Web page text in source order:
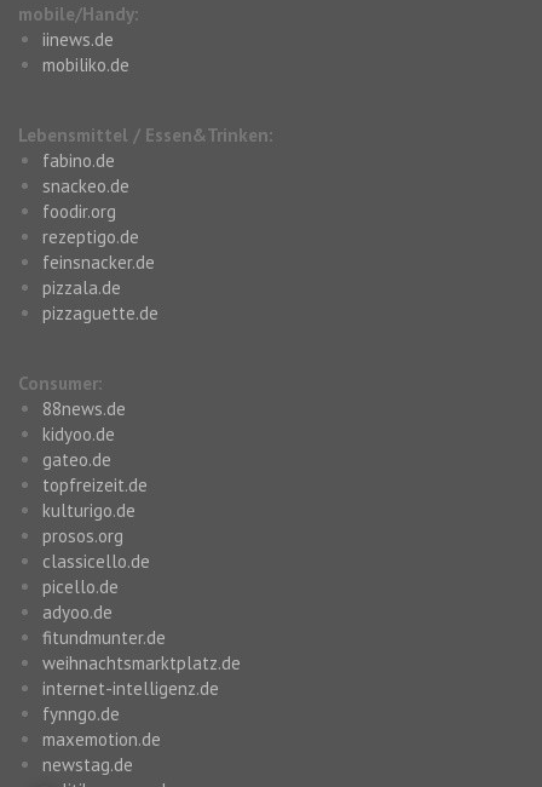
mobile/Handy:
iinews.de
mobiliko.de
Lebensmittel / Essen&Trinken:
fabino.de
snackeo.de
foodir.org
rezeptigo.de
feinsnacker.de
pizzala.de
pizzaguette.de
Consumer:
88news.de
kidyoo.de
gateo.de
topfreizeit.de
kulturigo.de
prosos.org
classicello.de
picello.de
adyoo.de
fitundmunter.de
weihnachtsmarktplatz.de
internet-intelligenz.de
fynngo.de
maxemotion.de
newstag.de